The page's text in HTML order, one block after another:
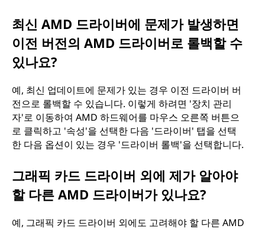
최신 AMD 드라이버에 문제가 발생하면
이전 버전의 AMD 드라이버로 롤백할 수
있나요?
예, 최신 업데이트에 문제가 있는 경우 이전 드라이버 버
전으로 롤백할 수 있습니다. 이렇게 하려면 '장치 관리
자'로 이동하여 AMD 하드웨어를 마우스 오른쪽 버튼으
로 클릭하고 '속성'을 선택한 다음 '드라이버' 탭을 선택
한 다음 옵션이 있는 경우 '드라이버 롤백'을 선택합니다.
그래픽 카드 드라이버 외에 제가 알아야
할 다른 AMD 드라이버가 있나요?
예, 그래픽 카드 드라이버 외에도 고려해야 할 다른 AMD